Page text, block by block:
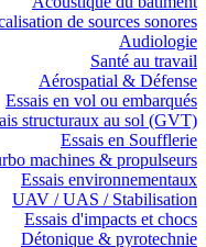
de sources sonores
Audiologie
Santé au travail
Aérospatial & Défense
Essais en vol ou embarqués
structuraux au sol (GVT)
Essais en Soufflerie
machines & propulseurs
Essais environnementaux
UAV / UAS / Stabilisation
Essais d'impacts et chocs
Détonique & pyrotechnie